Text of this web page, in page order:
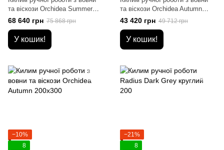
та віскози Orchidea Summer
200x300
68 640 грн 75 868 грн
У кошик!
та віскози Orchidea Autumn
160x230
43 420 грн 49 712 грн
У кошик!
−10%
8
−21%
8